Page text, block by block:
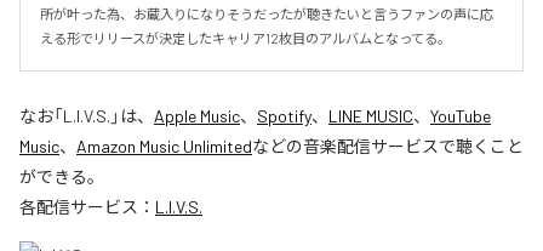
所が叶った為、お蔵入りになりそうだったが聴きたいと言うファンの声に応
える形でリリースが決定したキャリア12枚目のアルバムとなってる。
なお「L.I.V.S. 」は、 Apple Music、 Spotify、 LINE MUSIC、 YouTube
Music、 Amazon Music Unlimitedなどの音楽配信サービスで聴くこと
ができる。
各配信サービス： L.I.V.S.